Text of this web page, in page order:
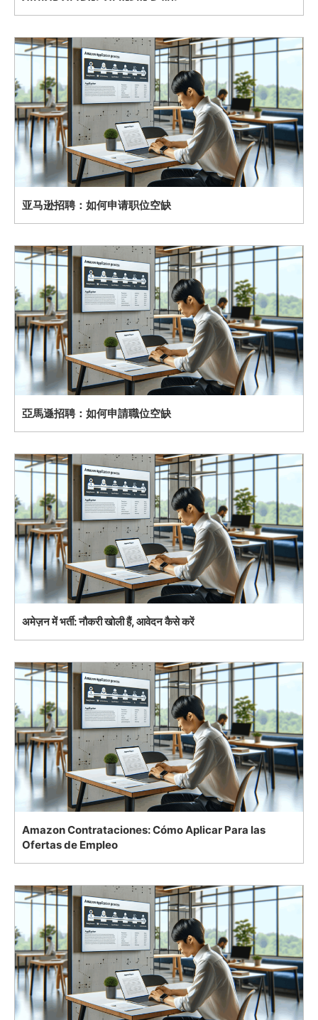
亚马逊招聘：如何申请职位空缺
亞馬遜招聘：如何申請職位空缺
अमेज़न में भर्ती: नौकरी खोली हैं, आवेदन कैसे करें
Amazon Contrataciones: Cómo Aplicar Para las
Ofertas de Empleo